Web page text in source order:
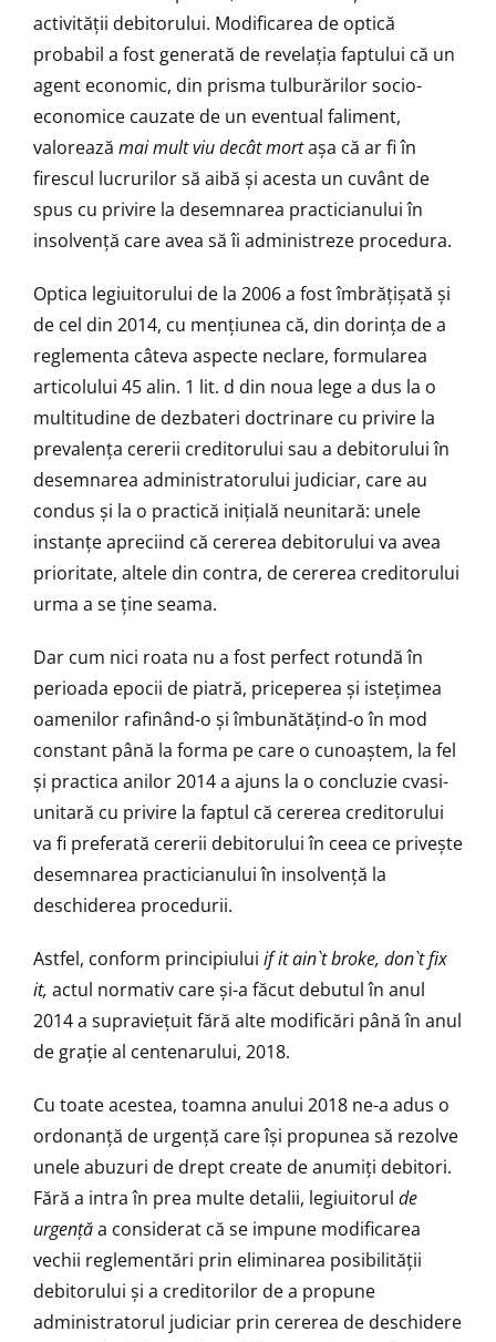
activității debitorului. Modificarea de optică
probabil a fost generată de revelația faptului că un
agent economic, din prisma tulburărilor socio-
economice cauzate de un eventual faliment,
valorează mai mult viu decât mortașa că ar fi în
firescul lucrurilor să aibă și acesta un cuvânt de
spus cu privire la desemnarea practicianului în
insolvență care avea să îi administreze procedura.
Optica legiuitorului de la 2006 a fost îmbrățișată și
de cel din 2014, cu mențiunea că, din dorința de a
reglementa câteva aspecte neclare, formularea
articolului 45 alin. 1 lit. d din noua lege a dus la o
multitudine de dezbateri doctrinare cu privire la
prevalența cererii creditorului sau a debitorului în
desemnarea administratorului judiciar, care au
condus și la o practică inițială neunitară: unele
instanțe apreciind că cererea debitorului va avea
prioritate, altele din contra, de cererea creditorului
urma a se ține seama.
Dar cum nici roata nu a fost perfect rotundă în
perioada epocii de piatră, priceperea și istețimea
oamenilor rafinând-o și îmbunătățind-o în mod
constant până la forma pe care o cunoaștem, la fel
și practica anilor 2014 a ajuns la o concluzie cvasi-
unitară cu privire la faptul că cererea creditorului
va fi preferată cererii debitorului în ceea ce privește
desemnarea practicianului în insolvență la
deschiderea procedurii.
Astfel, conform principiului if it ain`t broke, don`t fix
it, actul normativ care și-a făcut debutul în anul
2014 a supraviețuit fără alte modificări până în anul
de grație al centenarului, 2018.
Cu toate acestea, toamna anului 2018 ne-a adus o
ordonanță de urgență care își propunea să rezolve
unele abuzuri de drept create de anumiți debitori.
Fără a intra în prea multe detalii, legiuitorul de
urgențăa considerat că se impune modificarea
vechii reglementări prin eliminarea posibilității
debitorului și a creditorilor de a propune
administratorul judiciar prin cererea de deschidere